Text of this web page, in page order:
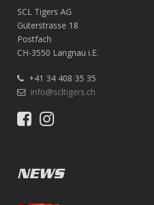
SCL Tigers AG
Güterstrasse 18
Postfach
CH-3550 Langnau i.E.
+41 34 408 35 35
info@scltigers.ch
NEWS